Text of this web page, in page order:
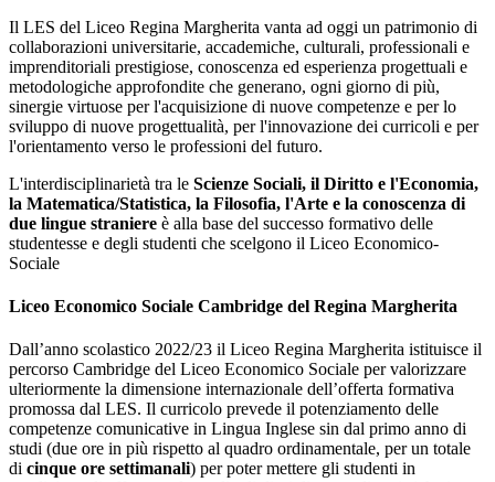
Il LES del Liceo Regina Margherita vanta ad oggi un patrimonio di
collaborazioni universitarie, accademiche, culturali, professionali e
imprenditoriali prestigiose, conoscenza ed esperienza progettuali e
metodologiche approfondite che generano, ogni giorno di più,
sinergie virtuose per l'acquisizione di nuove competenze e per lo
sviluppo di nuove progettualità, per l'innovazione dei curricoli e per
l'orientamento verso le professioni del futuro.
L'interdisciplinarietà tra le Scienze Sociali, il Diritto e l'Economia,
la Matematica/Statistica, la Filosofia, l'Arte e la conoscenza di
due lingue straniere è alla base del successo formativo delle
studentesse e degli studenti che scelgono il Liceo Economico-
Sociale
Liceo Economico Sociale Cambridge del Regina Margherita
Dall’anno scolastico 2022/23 il Liceo Regina Margherita istituisce il
percorso Cambridge del Liceo Economico Sociale per valorizzare
ulteriormente la dimensione internazionale dell’offerta formativa
promossa dal LES. Il curricolo prevede il potenziamento delle
competenze comunicative in Lingua Inglese sin dal primo anno di
studi (due ore in più rispetto al quadro ordinamentale, per un totale
di cinque ore settimanali) per poter mettere gli studenti in